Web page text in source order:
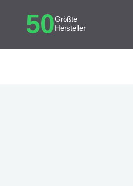
50Größte
Hersteller